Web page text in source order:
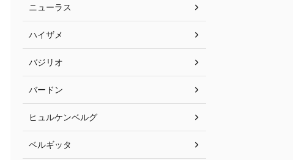
ニューラス
ハイザメ
バジリオ
バードン
ヒュルケンベルグ
ベルギッタ